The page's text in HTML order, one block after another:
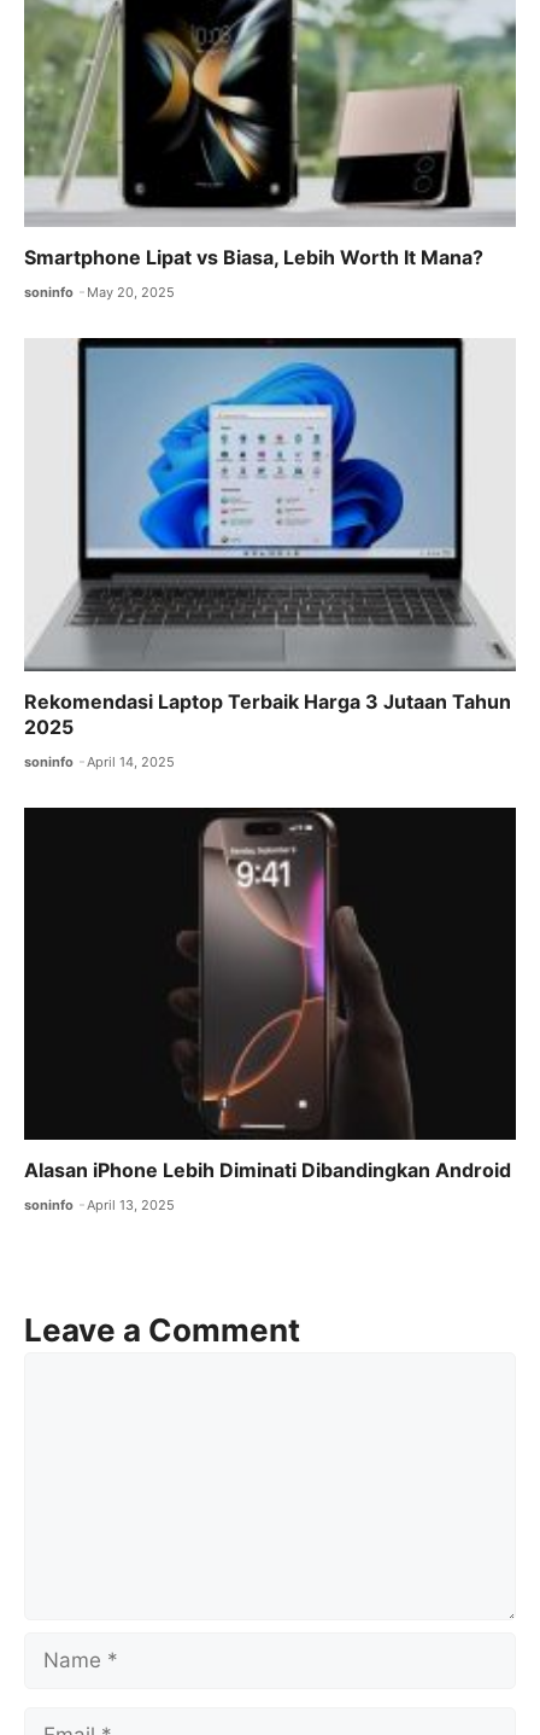
Smartphone Lipat vs Biasa, Lebih Worth It Mana?
soninfo May 20, 2025
Rekomendasi Laptop Terbaik Harga 3 Jutaan Tahun
2025
soninfo April 14, 2025
Alasan iPhone Lebih Diminati Dibandingkan Android
soninfo April 13, 2025
Leave a Comment
Name
Email